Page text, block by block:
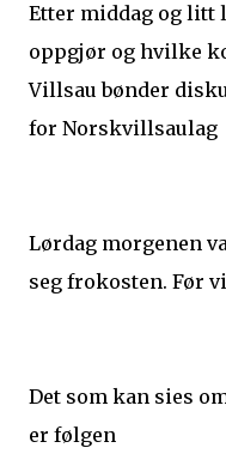
Etter middag og litt
oppgjør og hvilke
Villsau bønder
for Norskvillsaulag
Lørdag morgenen
seg frokosten. Før
Det som kan sies
er følgen